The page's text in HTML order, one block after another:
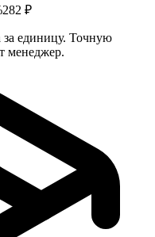
282 ₽
единицу. Точную
менеджер.